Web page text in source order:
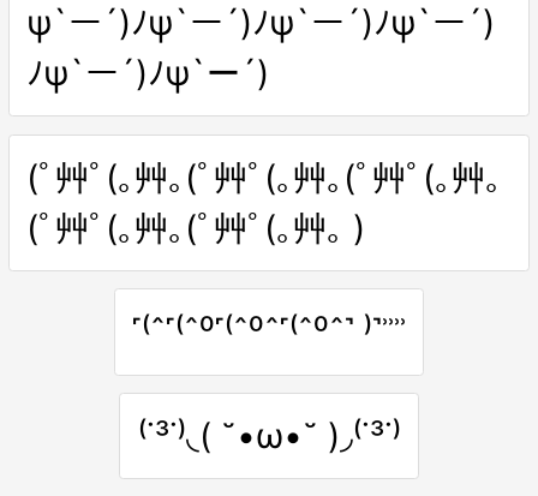
ψ`ー´)ﾉψ`ー´)ﾉψ`ー´)ﾉψ`ー´)
ﾉψ`ー´)ﾉψ`ー´)
(ﾟ艸ﾟ(｡艸｡(ﾟ艸ﾟ(｡艸｡(ﾟ艸ﾟ(｡艸｡
(ﾟ艸ﾟ(｡艸｡(ﾟ艸ﾟ(｡艸｡ )
˹⁽ˆ˹⁽ˆ⁰˹⁽ˆ⁰ˆ˹⁽ˆ⁰ˆ˺ ⁾˺ʾʾʾʾ
⁽˙³˙⁾◟( ˘•ω•˘ )◞⁽˙³˙⁾